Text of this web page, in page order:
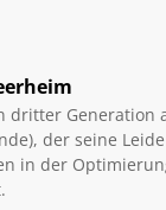
dritter Generation
der seine
in der